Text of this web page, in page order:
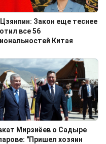
Закон еще теснее
все 56
Китая
Мирзиёев о Садыре
"Пришел хозяин